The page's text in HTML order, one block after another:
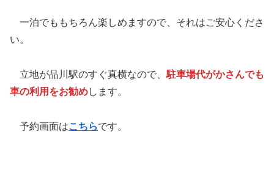
一泊でももちろん楽しめますので、それはご安心くださ
い。
立地が品川駅のすぐ真横なので、 駐車場代がかさんでも
車の利用をお勧めします。
予約画面はこちらです。